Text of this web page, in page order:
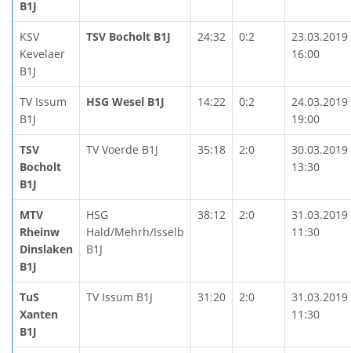
B1J
KSV
Kevelaer
B1J
TSV Bocholt B1J 24:32 0:2
23.03.2019
16:00
TV Issum
B1J
HSG Wesel B1J 14:22 0:2
24.03.2019
19:00
TSV
Bocholt
B1J
TV Voerde B1J 35:18 2:0
30.03.2019
13:30
MTV
Rheinw
Dinslaken
B1J
HSG
Hald/Mehrh/Isselb
B1J
38:12 2:0
31.03.2019
11:30
TuS
Xanten
B1J
TV Issum B1J 31:20 2:0
31.03.2019
11:30